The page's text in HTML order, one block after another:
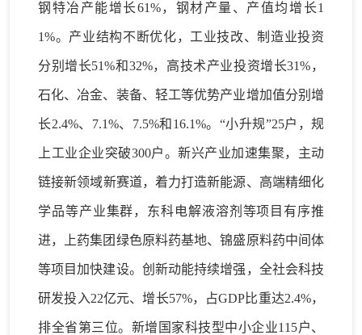
钢特冶产能增长61%，钢材产量 、 产值均增长1
1%。 产业结构不断优化，工业技改、制造业投资
分别增长51%和32%，高技术产业投资增长31%，
石化、冶金、装备、轻工等优势产业增加值分别增
长2.4%、7.1%、7.5%和16.1%。“小升规”25户，规
上工业企业突破300户。 新兴产业加速集聚， 主动
链接新领域新赛道， 着力打造新能源、高端精细化
学品等产业集群， 东科电解液溶剂 等项目有序推
进，上药集团绿色原料药基地、锦盛原料药中间体
等项目加快建设。 创新动能持续增强 ， 全社会科技
研发投入22亿元、增长57%，占GDP比重达2.4%，
排全省第三位。新增国家科技型中小企业115户、